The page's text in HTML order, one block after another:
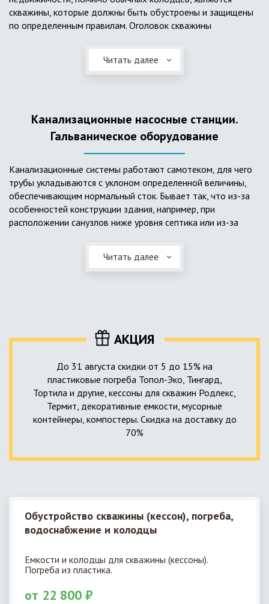
скважины, которые должны быть обустроены и защищены
по определенным правилам. Оголовок скважины
и автоматикой. Все это оборудование способно
подвергаться загрязнению атмосферными и
его работу в нормальном режиме. Лучшим способом
защиты оборудования является устройство герметичной
камеры или кессона, который не только защищает оголовок
скважины от негативных воздействий, но и обеспечивает
удобные условия для обслуживания в любой период года.
Кессон может быть выполнен из обычных железобетонных
колец, но только при отсутствии высокого уровня
подземных вод, так как в этом случае затруднительно
обеспечить требуемую герметичность. Если имеется
достаточную герметичность, недорогие, легко
Читать далее
Канализационные насосные станции.
Гальваническое оборудование
Канализационные системы работают самотеком, для чего
трубы укладываются с уклоном определенной величины,
обеспечивающим нормальный сток. Бывает так, что из-за
особенностей конструкции здания, например, при
расположении санузлов ниже уровня септика или из-за
Единственное решение в таком случае – это
использование КНС – канализационной насосной станции.
до выгребной ямы, септика или станции ГБО.
Читать далее
АКЦИЯ
До 31 августа скидки от 5 до 15% на
пластиковые погреба Топол-Эко, Тингард,
Тортила и другие, кессоны для скважин Родлекс,
Термит, декоративные емкости, мусорные
контейнеры, компостеры. Скидка на доставку до
70%
Обустройство скважины (кессон), погреба,
водоснабжение и колодцы
Емкости и колодцы для скважины (кессоны).
Погреба из пластика.
от 22 800 ₽